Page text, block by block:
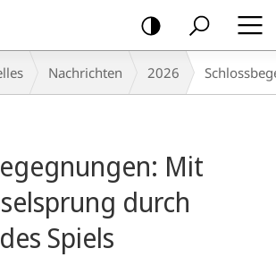
Nachrichten 2026
Mit
durch
Spiels